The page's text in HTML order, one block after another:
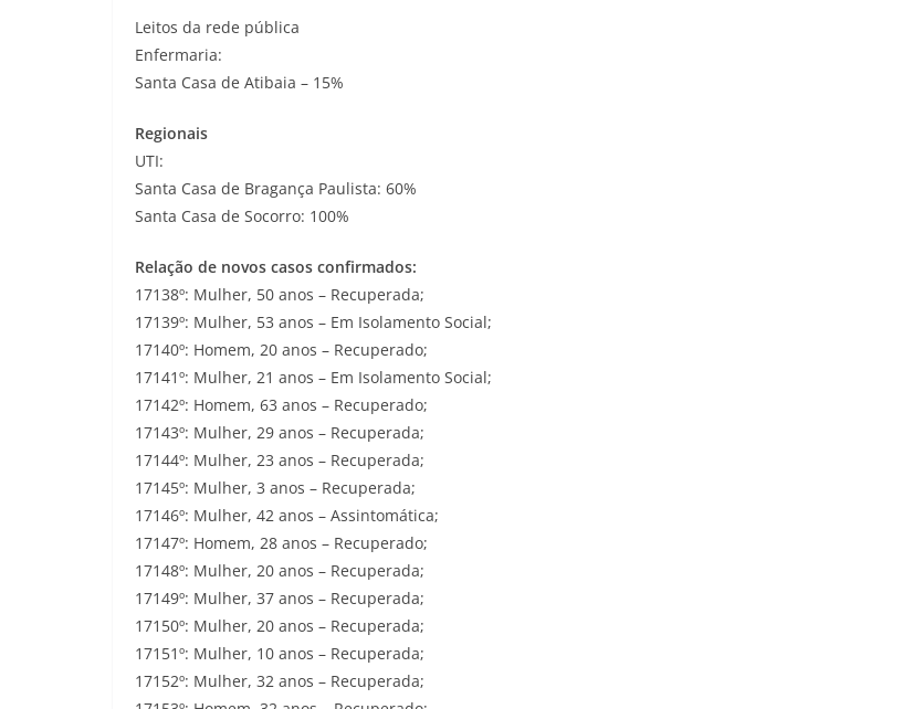
Leitos da rede pública
Enfermaria:
Santa Casa de Atibaia – 15%
Regionais
UTI:
Santa Casa de Bragança Paulista: 60%
Santa Casa de Socorro: 100%
Relação de novos casos confirmados:
17138º: Mulher, 50 anos – Recuperada;
17139º: Mulher, 53 anos – Em Isolamento Social;
17140º: Homem, 20 anos – Recuperado;
17141º: Mulher, 21 anos – Em Isolamento Social;
17142º: Homem, 63 anos – Recuperado;
17143º: Mulher, 29 anos – Recuperada;
17144º: Mulher, 23 anos – Recuperada;
17145º: Mulher, 3 anos – Recuperada;
17146º: Mulher, 42 anos – Assintomática;
17147º: Homem, 28 anos – Recuperado;
17148º: Mulher, 20 anos – Recuperada;
17149º: Mulher, 37 anos – Recuperada;
17150º: Mulher, 20 anos – Recuperada;
17151º: Mulher, 10 anos – Recuperada;
17152º: Mulher, 32 anos – Recuperada;